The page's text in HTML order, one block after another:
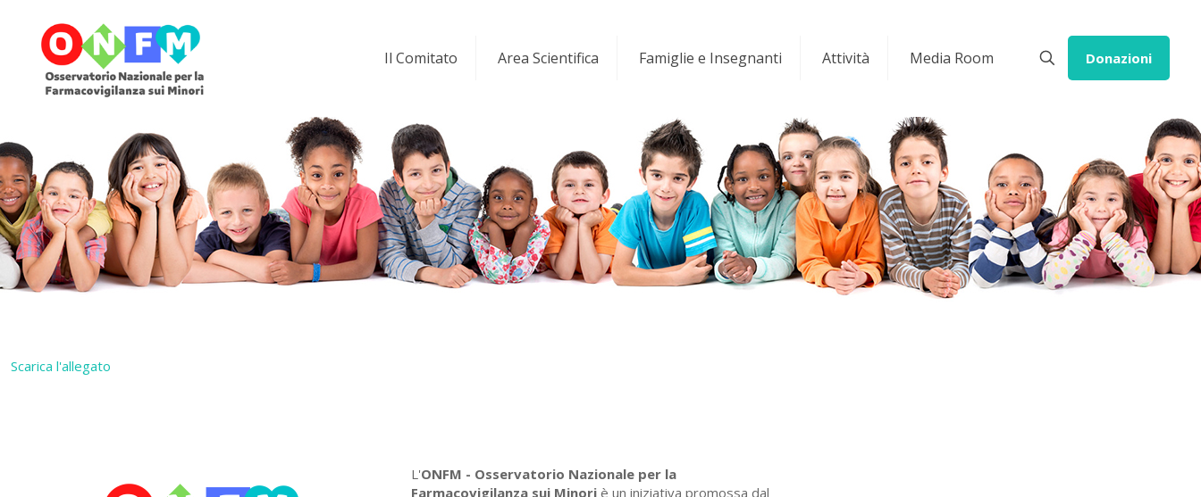
Il Comitato Area Scientifica Famiglie e Insegnanti Attività Media Room Donazioni
Scarica l'allegato
L'ONFM - Osservatorio Nazionale per la
Farmacovigilanza sui Minori è un iniziativa promossa dal